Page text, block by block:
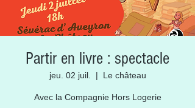
Partir en livre : spectacle
jeu. 02 juil.
  |
Le château
Avec la Compagnie Hors Logerie